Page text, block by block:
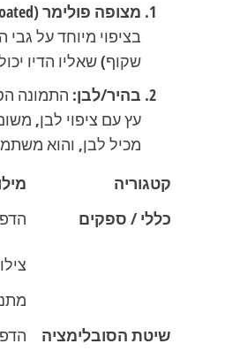
מצופה פולימר (Polymer Coated):
בציפוי מיוחד על
שקוף) שאליו הדיו
בהיר/לבן: התמונה
עץ עם ציפוי לבן,
מכיל לבן, והוא
קטגוריה
כללי / ספקים
שיטת הסובלימציה